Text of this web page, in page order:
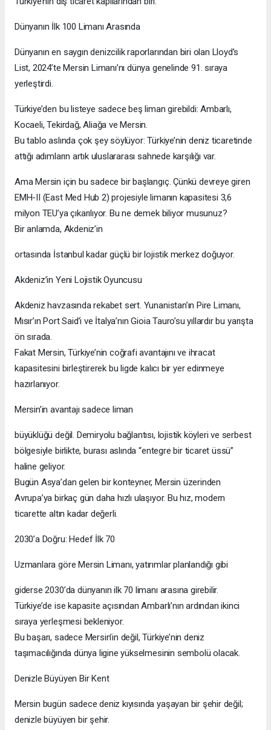
Dünyanın İlk 100 Limanı Arasında
Dünyanın en saygın denizcilik raporlarından biri olan Lloyd’s
List, 2024’te Mersin Limanı’nı dünya genelinde 91. sıraya
yerleştirdi.
Türkiye’den bu listeye sadece beş liman girebildi: Ambarlı,
Kocaeli, Tekirdağ, Aliağa ve Mersin.
Bu tablo aslında çok şey söylüyor: Türkiye’nin deniz ticaretinde
attığı adımların artık uluslararası sahnede karşılığı var.
Ama Mersin için bu sadece bir başlangıç. Çünkü devreye giren
EMH-II (East Med Hub 2) projesiyle limanın kapasitesi 3,6
milyon TEU’ya çıkarılıyor. Bu ne demek biliyor musunuz?
Bir anlamda, Akdeniz’in
ortasında İstanbul kadar güçlü bir lojistik merkez doğuyor.
Akdeniz’in Yeni Lojistik Oyuncusu
Akdeniz havzasında rekabet sert. Yunanistan’ın Pire Limanı,
Mısır’ın Port Said’i ve İtalya’nın Gioia Tauro’su yıllardır bu yarışta
ön sırada.
Fakat Mersin, Türkiye’nin coğrafi avantajını ve ihracat
kapasitesini birleştirerek bu ligde kalıcı bir yer edinmeye
hazırlanıyor.
Mersin’in avantajı sadece liman
büyüklüğü değil. Demiryolu bağlantısı, lojistik köyleri ve serbest
bölgesiyle birlikte, burası aslında “entegre bir ticaret üssü”
haline geliyor.
Bugün Asya’dan gelen bir konteyner, Mersin üzerinden
Avrupa’ya birkaç gün daha hızlı ulaşıyor. Bu hız, modern
ticarette altın kadar değerli.
2030’a Doğru: Hedef İlk 70
Uzmanlara göre Mersin Limanı, yatırımlar planlandığı gibi
giderse 2030’da dünyanın ilk 70 limanı arasına girebilir.
Türkiye’de ise kapasite açısından Ambarlı’nın ardından ikinci
sıraya yerleşmesi bekleniyor.
Bu başarı, sadece Mersin’in değil, Türkiye’nin deniz
taşımacılığında dünya ligine yükselmesinin sembolü olacak.
Denizle Büyüyen Bir Kent
Mersin bugün sadece deniz kıyısında yaşayan bir şehir değil;
denizle büyüyen bir şehir.